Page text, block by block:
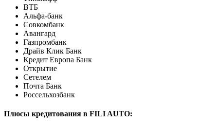
ВТБ
Альфа-банк
Совкомбанк
Авангард
Газпромбанк
Драйв Клик Банк
Кредит Европа Банк
Открытие
Сетелем
Почта Банк
Россельхозбанк
Плюсы кредитования в FILI AUTO: